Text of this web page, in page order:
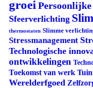
groei
Sfeerverlichting
thermostaten Slimme
Stressmanagement
Technologische
ontwikkelingen
Toekomst van werk
Werelderfgoed